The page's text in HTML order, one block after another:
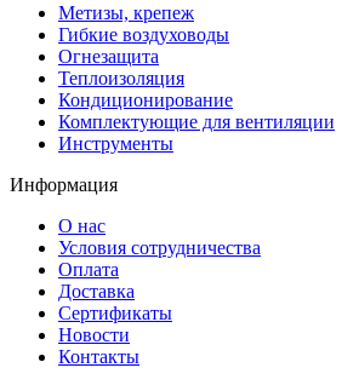
Метизы, крепеж
Гибкие воздуховоды
Огнезащита
Теплоизоляция
Кондиционирование
Комплектующие для вентиляции
Инструменты
Информация
О нас
Условия сотрудничества
Оплата
Доставка
Сертификаты
Новости
Контакты